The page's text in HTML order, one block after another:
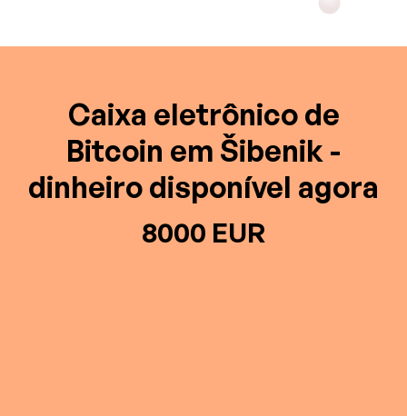
Caixa eletrônico de
Bitcoin em Šibenik -
dinheiro disponível agora
8000 EUR